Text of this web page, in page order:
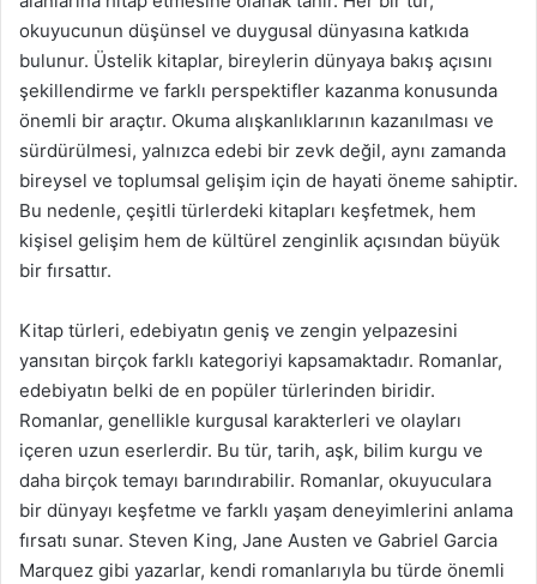
okuyucunun düşünsel ve duygusal dünyasına katkıda
bulunur. Üstelik kitaplar, bireylerin dünyaya bakış açısını
şekillendirme ve farklı perspektifler kazanma konusunda
önemli bir araçtır. Okuma alışkanlıklarının kazanılması ve
sürdürülmesi, yalnızca edebi bir zevk değil, aynı zamanda
bireysel ve toplumsal gelişim için de hayati öneme sahiptir.
Bu nedenle, çeşitli türlerdeki kitapları keşfetmek, hem
kişisel gelişim hem de kültürel zenginlik açısından büyük
bir fırsattır.
Kitap türleri, edebiyatın geniş ve zengin yelpazesini
yansıtan birçok farklı kategoriyi kapsamaktadır. Romanlar,
edebiyatın belki de en popüler türlerinden biridir.
Romanlar, genellikle kurgusal karakterleri ve olayları
içeren uzun eserlerdir. Bu tür, tarih, aşk, bilim kurgu ve
daha birçok temayı barındırabilir. Romanlar, okuyuculara
bir dünyayı keşfetme ve farklı yaşam deneyimlerini anlama
fırsatı sunar. Steven King, Jane Austen ve Gabriel Garcia
Marquez gibi yazarlar, kendi romanlarıyla bu türde önemli